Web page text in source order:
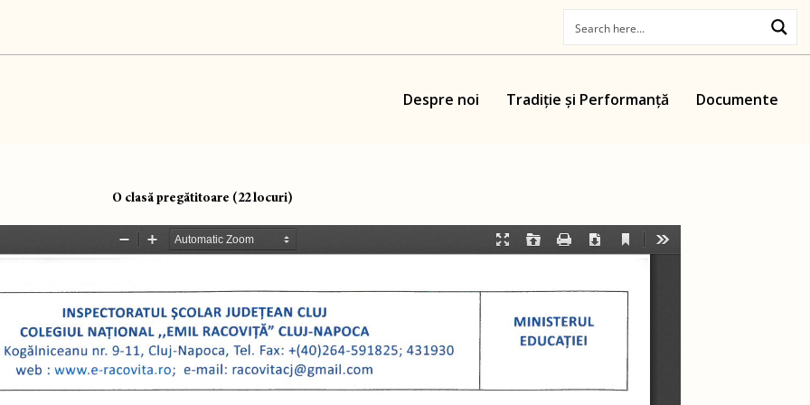
Despre noi Tradiție și Performanță Documente
O clasă pregătitoare (22 locuri)